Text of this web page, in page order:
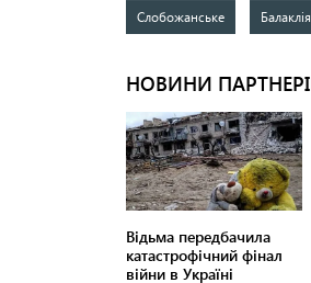
Слобожанське Балаклія